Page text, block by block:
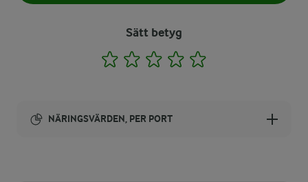
Sätt betyg
1 2 3 4
NÄRINGSVÄRDEN, PER PORT